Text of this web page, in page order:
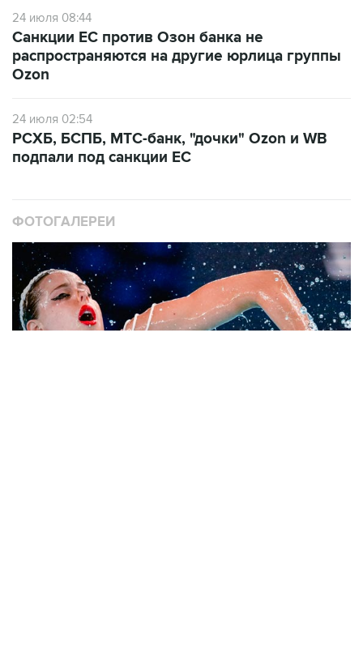
24 июля 08:44
Санкции ЕС против Озон банка не
распространяются на другие юрлица группы
Ozon
24 июля 02:54
РСХБ, БСПБ, МТС-банк, "дочки" Ozon и WB
подпали под санкции ЕС
ФОТОГАЛЕРЕИ